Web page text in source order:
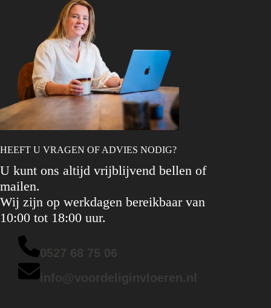
HEEFT U VRAGEN OF ADVIES NODIG?
U kunt ons altijd vrijblijvend bellen of
mailen.
Wij zijn op werkdagen bereikbaar van
10:00 tot 18:00 uur.
0527 68 75 06
info@voordeliginvloeren.nl